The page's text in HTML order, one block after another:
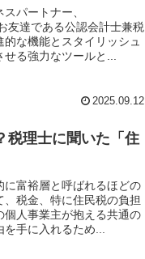
パートナー、
友達である公認会計士兼税
な機能とスタイリッシュ
る強力なツールと...
2025.09.12
税理士に聞いた「住
に富裕層と呼ばれるほどの
税金、特に住民税の負担
人事業主が抱える共通の
手に入れるため...